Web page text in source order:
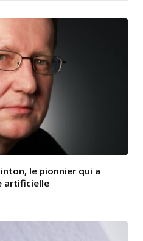
le pionnier qui a
artificielle